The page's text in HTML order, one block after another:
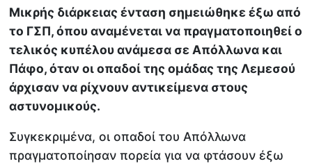
Μικρής διάρκειας ένταση σημειώθηκε έξω από
το ΓΣΠ, όπου αναμένεται να πραγματοποιηθεί ο
τελικός κυπέλου ανάμεσα σε Απόλλωνα και
Πάφο, όταν οι οπαδοί της ομάδας της Λεμεσού
άρχισαν να ρίχνουν αντικείμενα στους
αστυνομικούς.
Συγκεκριμένα, οι οπαδοί του Απόλλωνα
πραγματοποίησαν πορεία για να φτάσουν έξω